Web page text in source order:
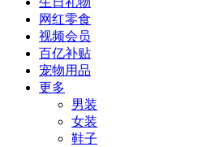
网红零食
视频会员
百亿补贴
宠物用品
更多
男装
女装
鞋子